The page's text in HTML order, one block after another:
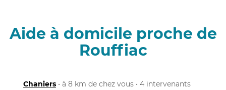
Aide à domicile proche de
Rouffiac
Chaniers • à 8 km de chez vous • 4 intervenants